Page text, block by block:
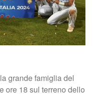
grande famiglia del
ore 18 sul terreno dello